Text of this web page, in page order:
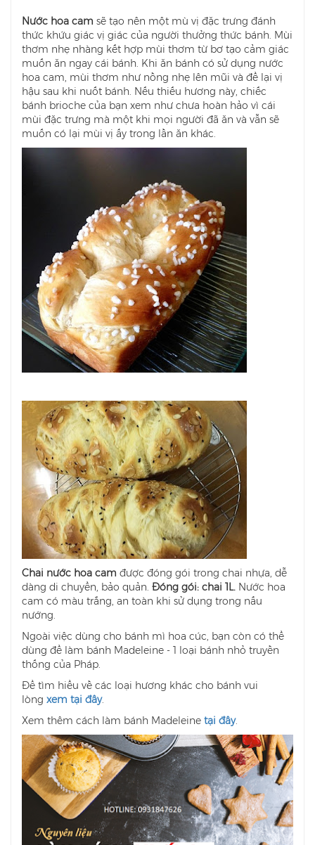
Nước hoa cam sẽ tạo nên một mù vị đặc trưng đánh
thức khứu giác vị giác của người thưởng thức bánh. Mùi
thơm nhẹ nhàng kết hợp mùi thơm từ bơ tạo cảm giác
muốn ăn ngay cái bánh. Khi ăn bánh có sử dụng nước
hoa cam, mùi thơm như nồng nhẹ lên mũi và để lại vị
hậu sau khi nuốt bánh. Nếu thiếu hương này, chiếc
bánh brioche của bạn xem như chưa hoàn hảo vì cái
mùi đặc trưng mà một khi mọi người đã ăn và vẫn sẽ
muốn có lại mùi vị ấy trong lần ăn khác.
Chai nước hoa cam được đóng gói trong chai nhựa, dễ
dàng di chuyển, bảo quản. Đóng gói: chai 1L. Nước hoa
cam có màu trắng, an toàn khi sử dụng trong nấu
nướng.
Ngoài việc dùng cho bánh mì hoa cúc, bạn còn có thể
dùng để làm bánh Madeleine - 1 loại bánh nhỏ truyền
thống của Pháp.
Để tìm hiểu về các loại hương khác cho bánh vui
lòng xem tại đây.
Xem thêm cách làm bánh Madeleine tại đây.